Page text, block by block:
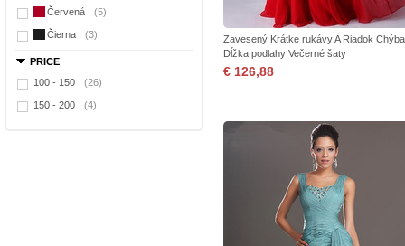
Červená (5)
Čierna (3)
PRICE
100 - 150
(26)
150 - 200 (4)
Zavesený Krátke rukávy A Riadok
Dĺžka podlahy Večerné šaty
€ 126,88